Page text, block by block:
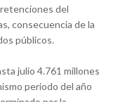
del
consecuencia de la
públicos.
julio 4.761 millones
periodo del año